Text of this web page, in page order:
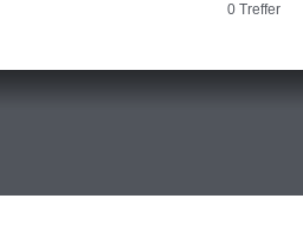
0 Treffer